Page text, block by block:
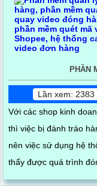
PHẦN
Lần xem: 2383
Với các shop kinh
thì việc bị đánh tráo
nên việc sử dụng hệ
thấy được quá trình
trình đóng gói cũng